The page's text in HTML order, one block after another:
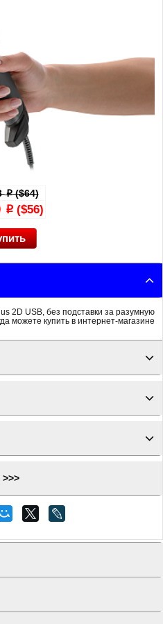
p($64)
p($56)
2D USB, без подставки за разумную
можете купить в интернет-магазине